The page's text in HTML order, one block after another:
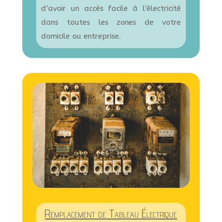
d’avoir un accès facile à l’électricité
dans toutes les zones de votre
domicile ou entreprise.
Remplacement de Tableau Électrique